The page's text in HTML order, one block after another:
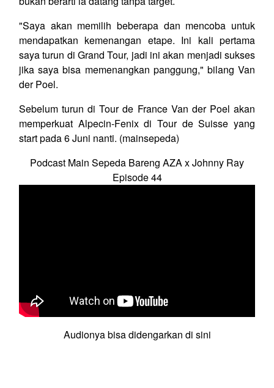
"Saya akan memilih beberapa dan mencoba untuk
mendapatkan kemenangan etape. Ini kali pertama
saya turun di Grand Tour, jadi ini akan menjadi sukses
jika saya bisa memenangkan panggung," bilang Van
der Poel.
Sebelum turun di Tour de France Van der Poel akan
memperkuat Alpecin-Fenix di Tour de Suisse yang
start pada 6 Juni nanti. (mainsepeda)
Podcast Main Sepeda Bareng AZA x Johnny Ray
Episode 44
Audionya bisa didengarkan di sini